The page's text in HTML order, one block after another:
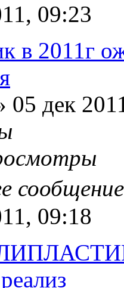
09:23
в 2011г
05 дек
09:18